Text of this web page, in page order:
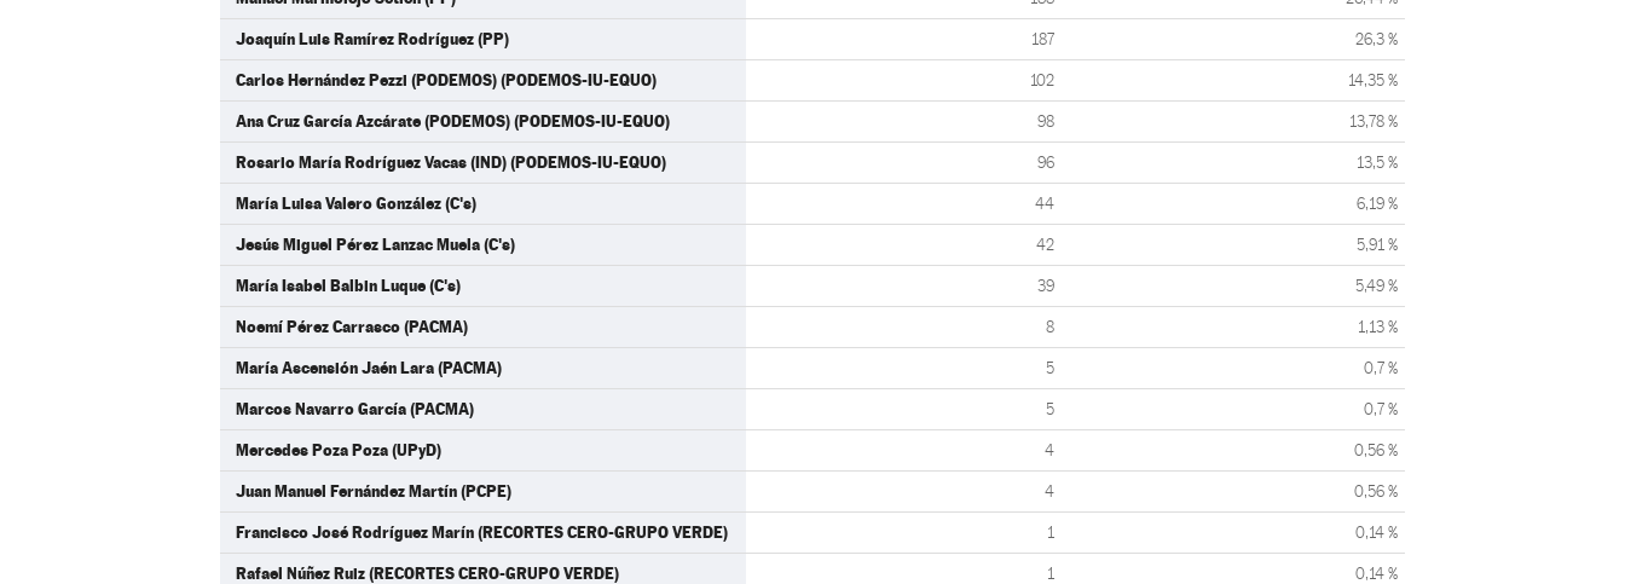
Joaquín Luis Ramírez Rodríguez (PP) 187 26,3 %
Carlos Hernández Pezzi (PODEMOS) (PODEMOS-IU-EQUO) 102 14,35 %
Ana Cruz García Azcárate (PODEMOS) (PODEMOS-IU-EQUO) 98 13,78 %
Rosario María Rodríguez Vacas (IND) (PODEMOS-IU-EQUO) 96 13,5 %
María Luisa Valero González (C's) 44 6,19 %
Jesús Miguel Pérez Lanzac Muela (C's) 42 5,91 %
María Isabel Balbin Luque (C's) 39 5,49 %
Noemí Pérez Carrasco (PACMA) 8 1,13 %
María Ascensión Jaén Lara (PACMA) 5 0,7 %
Marcos Navarro García (PACMA) 5 0,7 %
Mercedes Poza Poza (UPyD) 4 0,56 %
Juan Manuel Fernández Martín (PCPE) 4 0,56 %
Francisco José Rodríguez Marín (RECORTES CERO-GRUPO VERDE) 1 0,14 %
Rafael Núñez Ruiz (RECORTES CERO-GRUPO VERDE) 1 0,14 %